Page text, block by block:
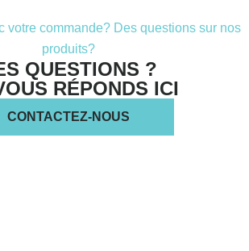
votre commande? Des questions sur nos
produits?
QUESTIONS ?
RÉPONDS ICI
CONTACTEZ-NOUS